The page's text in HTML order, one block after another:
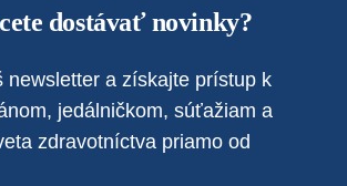
dostávať novinky?
newsletter a získajte prístup k
jedálničkom, súťažiam a
zdravotníctva priamo od